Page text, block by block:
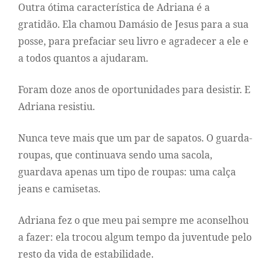
Outra ótima característica de Adriana é a
gratidão. Ela chamou Damásio de Jesus para a sua
posse, para prefaciar seu livro e agradecer a ele e
a todos quantos a ajudaram.
Foram doze anos de oportunidades para desistir. E
Adriana resistiu.
Nunca teve mais que um par de sapatos. O guarda-
roupas, que continuava sendo uma sacola,
guardava apenas um tipo de roupas: uma calça
jeans e camisetas.
Adriana fez o que meu pai sempre me aconselhou
a fazer: ela trocou algum tempo da juventude pelo
resto da vida de estabilidade.